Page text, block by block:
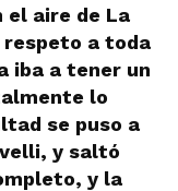
el aire de La
a toda
iba a tener un
lo
se puso a
y saltó
y la